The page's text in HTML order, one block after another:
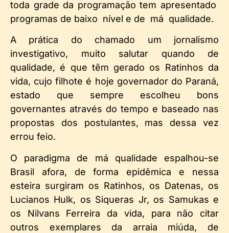
toda grade da programação tem apresentado
programas de baixo nível e de má qualidade.
A prática do chamado um jornalismo
investigativo, muito salutar quando de
qualidade, é que têm gerado os Ratinhos da
vida, cujo filhote é hoje governador do Paraná,
estado que sempre escolheu bons
governantes através do tempo e baseado nas
propostas dos postulantes, mas dessa vez
errou feio.
O paradigma de má qualidade espalhou-se
Brasil afora, de forma epidêmica e nessa
esteira surgiram os Ratinhos, os Datenas, os
Lucianos Hulk, os Siqueras Jr, os Samukas e
os Nilvans Ferreira da vida, para não citar
outros exemplares da arraia miúda, de